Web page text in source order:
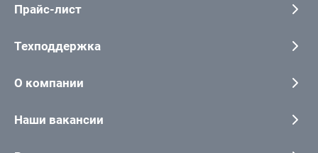
Прайс-лист
Техподдержка
О компании
Наши вакансии